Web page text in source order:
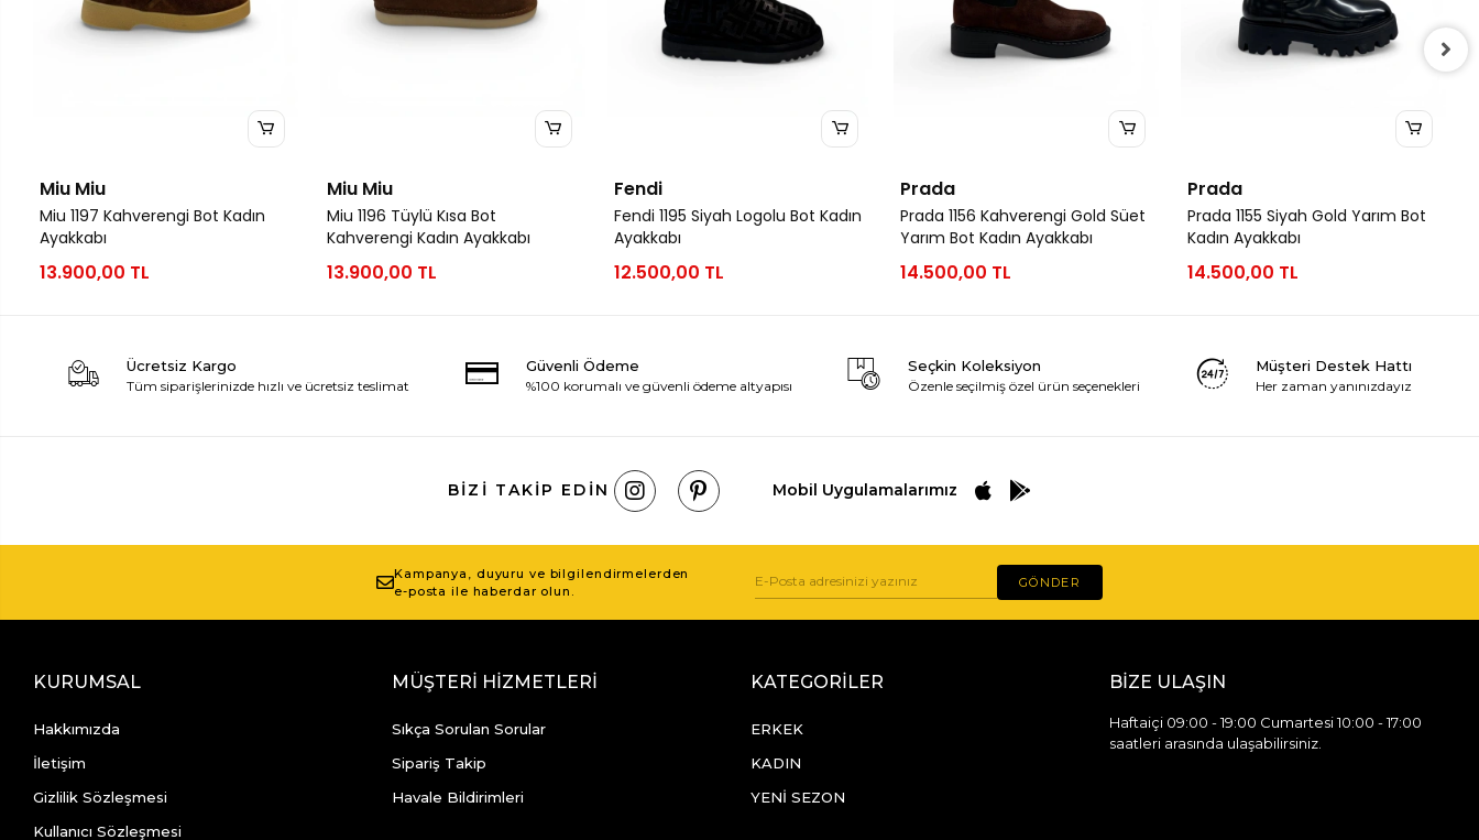
Miu Miu
Miu 1197 Kahverengi Bot Kadın
Ayakkabı
13.900,00 TL
Miu Miu
Miu 1196 Tüylü Kısa Bot
Kahverengi Kadın Ayakkabı
13.900,00 TL
Fendi
Fendi 1195 Siyah Logolu Bot Kadın
Ayakkabı
12.500,00 TL
Prada
Prada 1156 Kahverengi Gold Süet
Yarım Bot Kadın Ayakkabı
14.500,00 TL
Prada
Prada 1155 Siyah Gold Yarım Bot
Kadın Ayakkabı
14.500,00 TL
Ücretsiz Kargo
Tüm siparişlerinizde hızlı ve ücretsiz teslimat
Güvenli Ödeme
%100 korumalı ve güvenli ödeme altyapısı
Seçkin Koleksiyon
Özenle seçilmiş özel ürün seçenekleri
Müşteri Destek Hattı
Her zaman yanınızdayız
BIZI TAKIP EDIN Mobil Uygulamalarımız
Kampanya, duyuru ve bilgilendirmelerden
e-posta ile haberdar olun.
GÖNDER
KURUMSAL
Hakkımızda
İletişim
Gizlilik Sözleşmesi
Kullanıcı Sözleşmesi
MÜŞTERİ HİZMETLERİ
Sıkça Sorulan Sorular
Sipariş Takip
Havale Bildirimleri
KATEGORİLER
ERKEK
KADIN
YENİ SEZON
BİZE ULAŞIN
Haftaiçi 09:00 - 19:00 Cumartesi 10:00 - 17:00
saatleri arasında ulaşabilirsiniz.